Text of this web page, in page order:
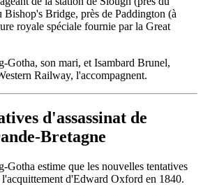
Bishop's Bridge, près de Paddington (à
royale spéciale fournie par la Great
Gotha, son mari, et Isambard Brunel,
Railway, l'accompagnent.
d'assassinat de
Bretagne
Gotha estime que les nouvelles tentatives
l'acquittement d'Edward Oxford en 1840.